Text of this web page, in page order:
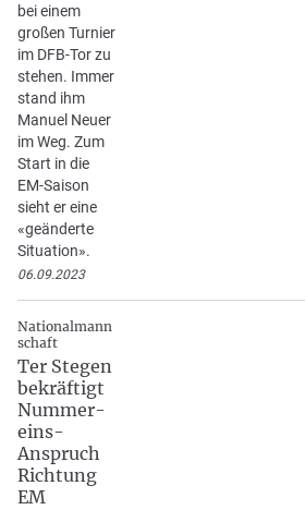
bei einem
großen Turnier
im DFB-Tor zu
stehen. Immer
stand ihm
Manuel Neuer
im Weg. Zum
Start in die
EM-Saison
sieht er eine
«geänderte
Situation».
06.09.2023
Nationalmann
schaft
Ter Stegen
bekräftigt
Nummer-
eins-
Anspruch
Richtung
EM